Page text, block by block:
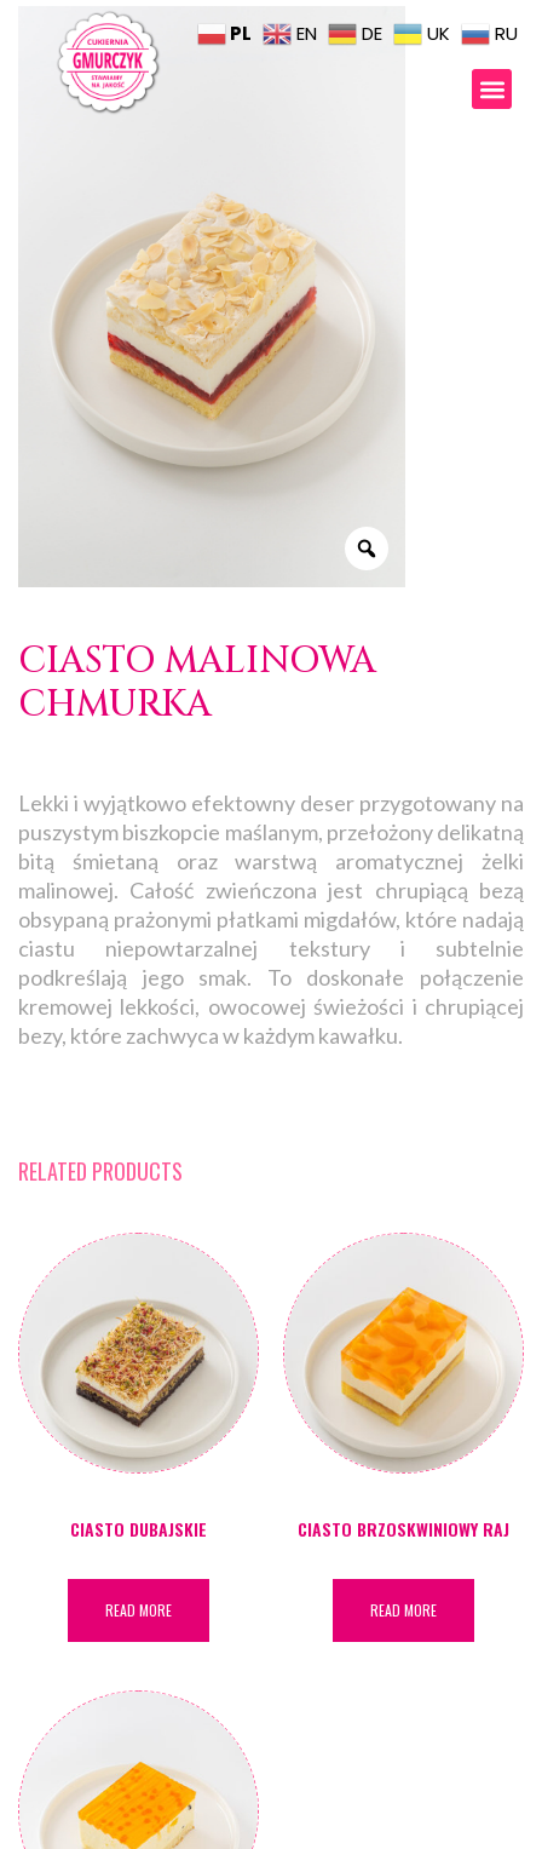
CIASTO MALINOWA
CHMURKA
Lekki i wyjątkowo efektowny deser przygotowany na
puszystym biszkopcie maślanym, przełożony delikatną
bitą śmietaną oraz warstwą aromatycznej żelki
malinowej. Całość zwieńczona jest chrupiącą bezą
obsypaną prażonymi płatkami migdałów, które nadają
ciastu niepowtarzalnej tekstury i subtelnie
podkreślają jego smak. To doskonałe połączenie
kremowej lekkości, owocowej świeżości i chrupiącej
bezy, które zachwyca w każdym kawałku.
RELATED PRODUCTS
CIASTO DUBAJSKIE
READ MORE
CIASTO BRZOSKWINIOWY RAJ
READ MORE
PL EN DE UK RU